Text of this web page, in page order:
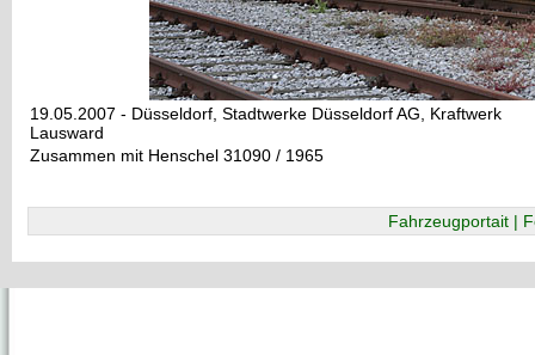
19.05.2007 - Düsseldorf, Stadtwerke Düsseldorf AG, Kraftwerk
Lausward
Zusammen mit Henschel 31090 / 1965
Fahrzeugportait |